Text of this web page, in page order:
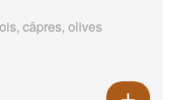
câpres, olives